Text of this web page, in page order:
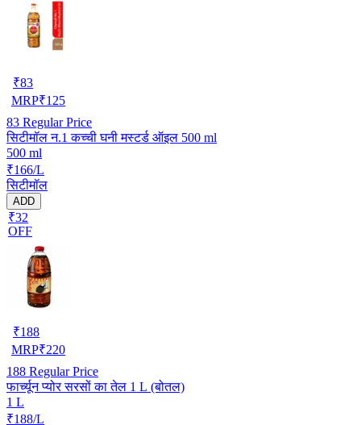
₹83
MRP₹125
83 Regular Price
सिटीमॉल न.1 कच्ची घनी मस्टर्ड ऑइल 500 ml
500 ml
₹166/L
सिटीमॉल
ADD
₹32
OFF
₹188
MRP₹220
188 Regular Price
फार्च्यून प्योर सरसों का तेल 1 L (बोतल)
1 L
₹188/L